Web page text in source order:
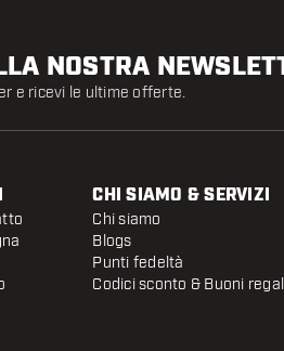
NOSTRA
e ricevi le ultime offerte.
CHI SIAMO & SERVIZI
Chi siamo
Blogs
Punti fedeltà
Codici sconto & Buoni